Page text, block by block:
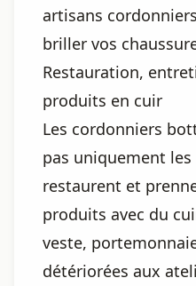
artisans
briller vos
Restauration,
produits en cuir
Les cordonniers
pas uniquement
restaurent et
produits avec du
veste,
détériorées aux